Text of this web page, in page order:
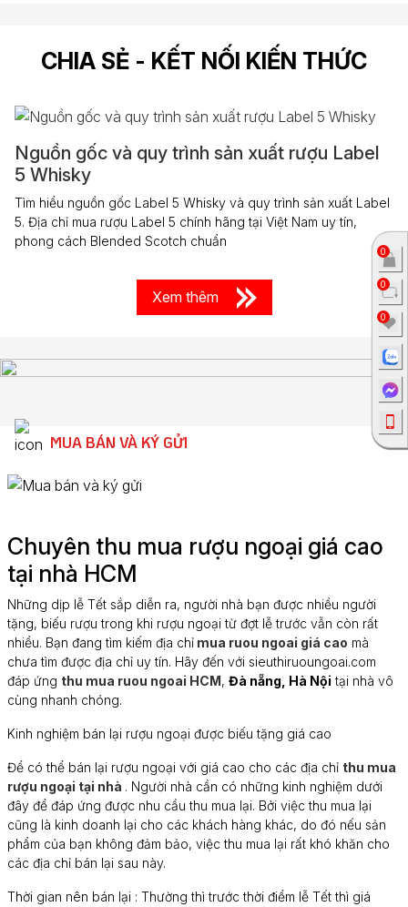
CHIA SẺ - KẾT NỐI KIẾN THỨC
Nguồn gốc và quy trình sản xuất rượu Label
5 Whisky
Tìm hiểu nguồn gốc Label 5 Whisky và quy trình sản xuất Label
5. Địa chỉ mua rượu Label 5 chính hãng tại Việt Nam uy tín,
phong cách Blended Scotch chuẩn
Xem thêm
MUA BÁN VÀ KÝ GỬI
Chuyên thu mua rượu ngoại giá cao
tại nhà HCM
Những dịp lễ Tết sắp diễn ra, người nhà bạn được nhiều người
tặng, biếu rượu trong khi rượu ngoại từ đợt lễ trước vẫn còn rất
nhiều. Bạn đang tìm kiếm địa chỉ mua ruou ngoai giá cao mà
chưa tìm được địa chỉ uy tín. Hãy đến với sieuthiruoungoai.com
đáp ứng thu mua ruou ngoai HCM, Đà nẵng, Hà Nội tại nhà vô
cùng nhanh chóng.
Kinh nghiệm bán lại rượu ngoại được biếu tặng giá cao
Để có thể bán lại rượu ngoại với giá cao cho các địa chỉ thu mua
rượu ngoại tại nhà . Người nhà cần có những kinh nghiệm dưới
đây để đáp ứng được nhu cầu thu mua lại. Bởi việc thu mua lại
cũng là kinh doanh lại cho các khách hàng khác, do đó nếu sản
phẩm của bạn không đảm bảo, việc thu mua lại rất khó khăn cho
các địa chỉ bán lại sau này.
Thời gian nên bán lại : Thường thì trước thời điểm lễ Tết thì giá
0
0
0